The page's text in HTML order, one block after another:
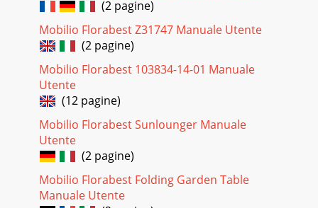
(2 pagine)
Mobilio Florabest Z31747 Manuale Utente
(2 pagine)
Mobilio Florabest 103834-14-01 Manuale
Utente
(12 pagine)
Mobilio Florabest Sunlounger Manuale
Utente
(2 pagine)
Mobilio Florabest Folding Garden Table
Manuale Utente